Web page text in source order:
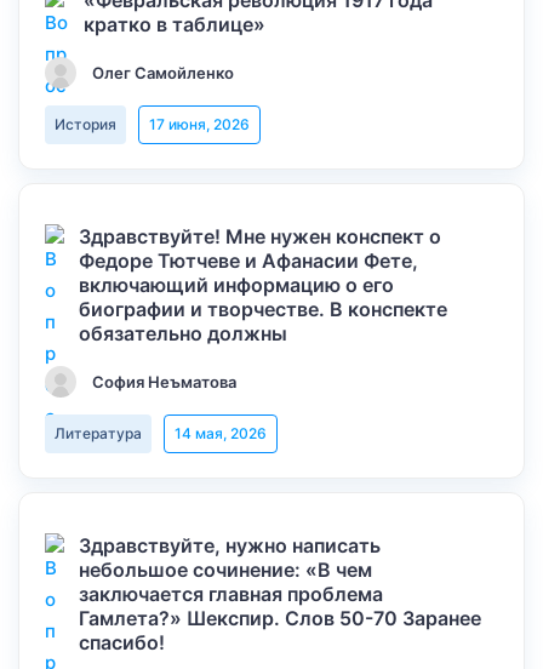
кратко в таблице»
Олег Самойленко
История 17 июня, 2026
Здравствуйте! Мне нужен конспект о
Федоре Тютчеве и Афанасии Фете,
включающий информацию о его
биографии и творчестве. В конспекте
обязательно должны
София Неъматова
Литература 14 мая, 2026
Здравствуйте, нужно написать
небольшое сочинение: «В чем
заключается главная проблема
Гамлета?» Шекспир. Слов 50-70 Заранее
спасибо!